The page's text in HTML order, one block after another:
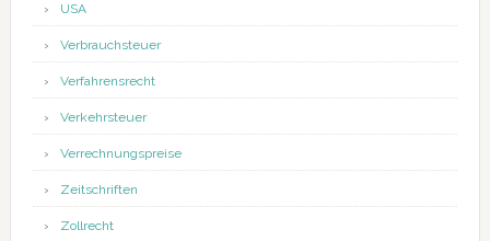
USA
Verbrauchsteuer
Verfahrensrecht
Verkehrsteuer
Verrechnungspreise
Zeitschriften
Zollrecht